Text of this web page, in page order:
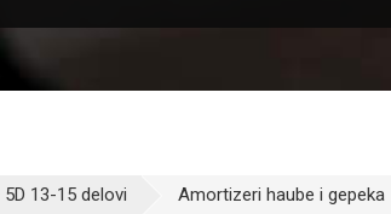
5D 13-15 delovi Amortizeri haube i gepeka